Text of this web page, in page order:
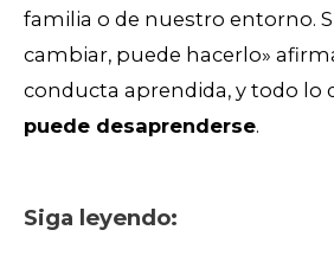
familia o de nuestro entorno.
cambiar, puede hacerlo»
conducta aprendida, y todo lo
puede desaprenderse.
Siga leyendo: